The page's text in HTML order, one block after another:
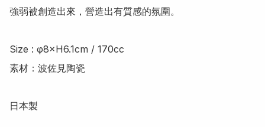
強弱被創造出來，營造出有質感的氛圍。
Size : φ8×H6.1cm / 170cc
素材：波佐見陶瓷
日本製